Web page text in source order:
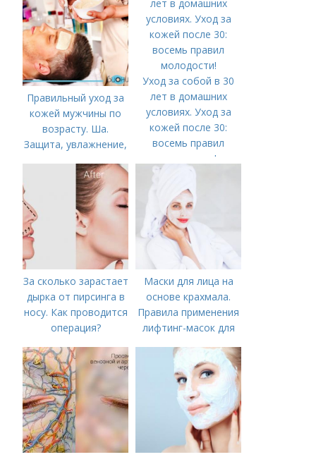
Правильный уход за
кожей мужчины по
возрасту. Ша.
Защита, увлажнение,
Уход за собой в 30
лет в домашних
условиях. Уход за
кожей после 30:
восемь правил
молодости!
За сколько зарастает
дырка от пирсинга в
носу. Как проводится
операция?
Маски для лица на
основе крахмала.
Правила применения
лифтинг-масок для